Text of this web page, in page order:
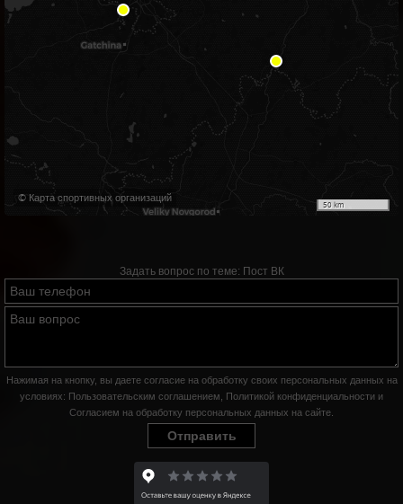
© Карта спортивных организаций
50 km
Задать вопрос по теме: Пост ВК
Нажимая на кнопку, вы даете согласие на обработку своих персональных данных на
условиях: Пользовательским соглашением Политикой конфиденциальности и
Согласием на обработку персональных данных на сайте
Отправить